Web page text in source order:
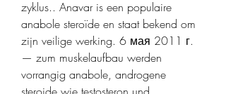
zyklus.. Anavar is een populaire
anabole steroïde en staat bekend om
zijn veilige werking. 6 мая 2011 г.
— zum muskelaufbau werden
vorrangig anabole, androgene